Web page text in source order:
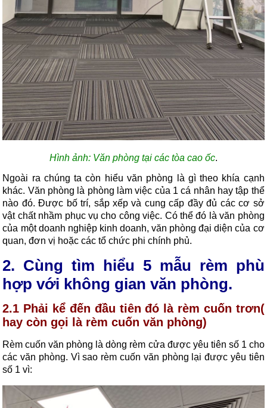
Hình ảnh: Văn phòng tại các tòa cao ốc.
Ngoài ra chúng ta còn hiểu văn phòng là gì theo khía cạnh
khác. Văn phòng là phòng làm việc của 1 cá nhân hay tập thể
nào đó. Được bố trí, sắp xếp và cung cấp đầy đủ các cơ sở
vật chất nhầm phục vụ cho công việc. Có thể đó là văn phòng
của một doanh nghiệp kinh doanh, văn phòng đại diện của cơ
quan, đơn vị hoặc các tổ chức phi chính phủ.
2. Cùng tìm hiểu 5 mẫu rèm phù
hợp với không gian văn phòng.
2.1 Phải kể đến đầu tiên đó là rèm cuốn trơn(
hay còn gọi là rèm cuốn văn phòng)
Rèm cuốn văn phòng là dòng rèm cửa được yêu tiên số 1 cho
các văn phòng. Vì sao rèm cuốn văn phòng lại được yêu tiên
số 1 vì: